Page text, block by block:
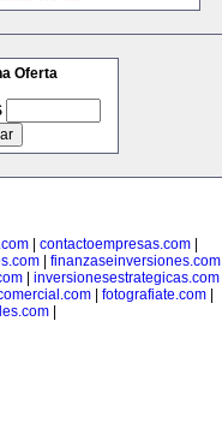
Oferta
contactoempresas.com
finanzaseinversiones.com
| inversionesestrategicas.com|
| fotografiate.com|
|